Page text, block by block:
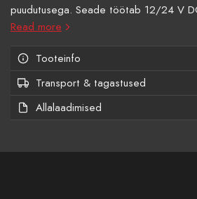
puudutusega. Seade töötab 12/24 V
Read more
Tooteinfo
Transport & tagastused
Allalaadimised